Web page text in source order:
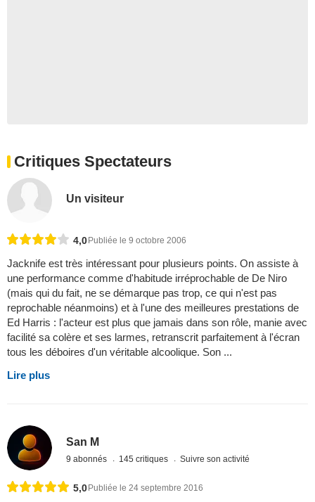
Critiques Spectateurs
Un visiteur
4,0 Publiée le 9 octobre 2006
Jacknife est très intéressant pour plusieurs points. On assiste à
une performance comme d'habitude irréprochable de De Niro
(mais qui du fait, ne se démarque pas trop, ce qui n'est pas
reprochable néanmoins) et à l'une des meilleures prestations de
Ed Harris : l'acteur est plus que jamais dans son rôle, manie avec
facilité sa colère et ses larmes, retranscrit parfaitement à l'écran
tous les déboires d'un véritable alcoolique. Son ...
Lire plus
San M
9 abonnés 145 critiques Suivre son activité
5,0 Publiée le 24 septembre 2016